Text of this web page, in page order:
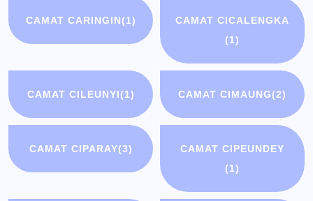
CAMAT CARINGIN(1)
CAMAT CICALENGKA
(1)
CAMAT CILEUNYI(1) CAMAT CIMAUNG(2)
CAMAT CIPARAY(3)
CAMAT CIPEUNDEY
(1)